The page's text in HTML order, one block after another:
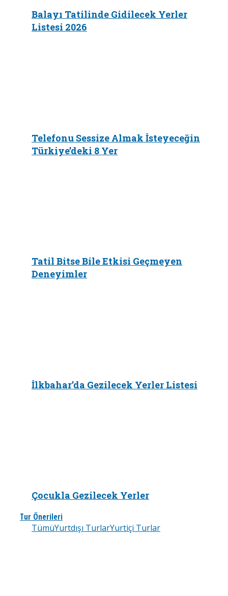
Balayı Tatilinde Gidilecek Yerler
Listesi 2026
Telefonu Sessize Almak İsteyeceğin
Türkiye’deki 8 Yer
Tatil Bitse Bile Etkisi Geçmeyen
Deneyimler
İlkbahar’da Gezilecek Yerler Listesi
Çocukla Gezilecek Yerler
Tur Önerileri
TümüYurtdışı TurlarYurtiçi Turlar